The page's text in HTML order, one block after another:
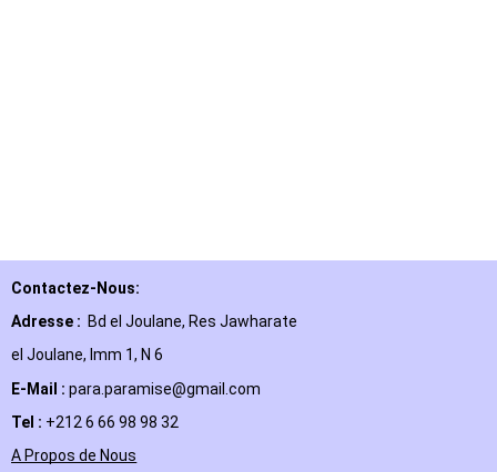
Contactez-Nous:
Adresse : Bd el Joulane, Res Jawharate
el Joulane, Imm 1, N 6
E-Mail : para.paramise@gmail.com
Tel : +212 6 66 98 98 32
A Propos de Nous